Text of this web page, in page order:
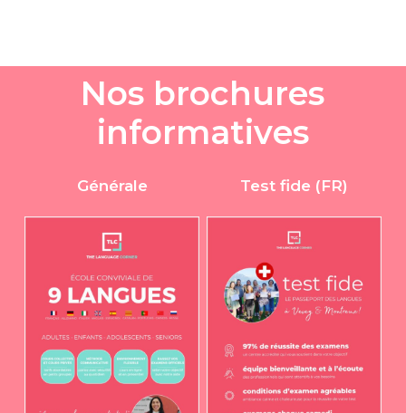
Nos brochures
informatives
Générale Test fide (FR)